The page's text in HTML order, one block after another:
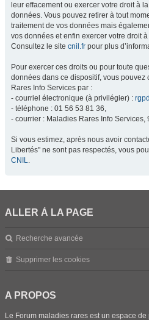
leur effacement ou exercer votre droit à
données. Vous pouvez retirer à tout
traitement de vos données mais
vos données et enfin exercer votre droit
Consultez le site cnil.fr pour plus
Pour exercer ces droits ou pour toute
données dans ce dispositif, vous
Rares Info Services par :
- courriel électronique (à privilégier) :
- téléphone : 01 56 53 81 36,
- courrier : Maladies Rares Info Services,
Si vous estimez, après nous avoir
Libertés" ne sont pas respectés, vous
CNIL.
ALLER À LA PAGE
Recherche avancée
Supprimer les cookies
A PROPOS
Le Forum maladies rares est un espace de